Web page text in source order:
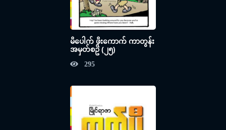
မိပေါက် ဖိုးကောက် ကာတွန်း
အမှတ်စဥ် (၂၅)
295